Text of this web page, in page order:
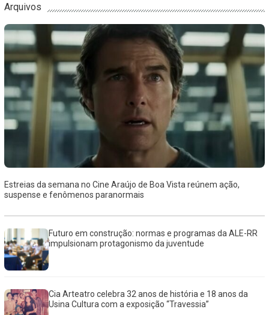
Arquivos
Estreias da semana no Cine Araújo de Boa Vista reúnem ação,
suspense e fenômenos paranormais
Futuro em construção: normas e programas da ALE-RR
impulsionam protagonismo da juventude
Cia Arteatro celebra 32 anos de história e 18 anos da
Usina Cultura com a exposição “Travessia”